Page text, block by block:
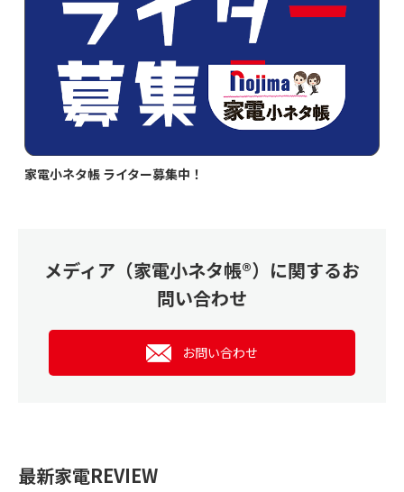
家電小ネタ帳 ライター募集中！
メディア（家電小ネタ帳®）に関するお
問い合わせ
お問い合わせ
最新家電REVIEW